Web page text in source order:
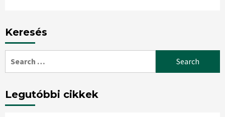
Keresés
for:
Legutóbbi cikkek